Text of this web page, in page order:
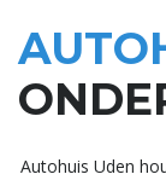
Autohuis Uden